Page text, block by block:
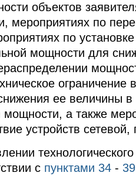
объектов
мероприятиях по
по
мощности для
ограничение
ее величины
мощности, а также
устройств
с пунктами 34 - 39